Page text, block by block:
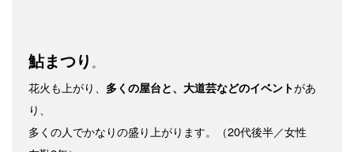
鮎まつり 。
花火も上がり、 多くの屋台と、大道芸などのイベントがあ
り、
多くの人でかなりの盛り上がります。（20代後半／女性